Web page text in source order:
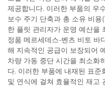
제공합니다. 이러한 부품의 우
보수 주기 단축과 총 소유 비
한 플릿 관리자가 운영 예산을
정품 메르세데스-벤츠 비토 바
해 지속적인 공급이 보장되어
차량 가동 중단 시간을 최소화
다. 이러한 부품에 내재된 표
및 연식에 걸쳐 효율적인 재고